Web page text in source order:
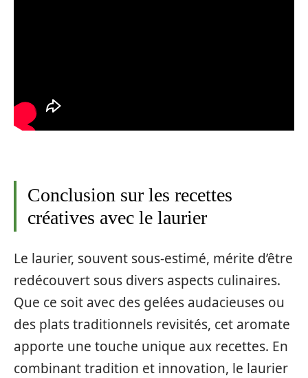
Conclusion sur les recettes
créatives avec le laurier
Le laurier, souvent sous-estimé, mérite d’être
redécouvert sous divers aspects culinaires.
Que ce soit avec des gelées audacieuses ou
des plats traditionnels revisités, cet aromate
apporte une touche unique aux recettes. En
combinant tradition et innovation, le laurier